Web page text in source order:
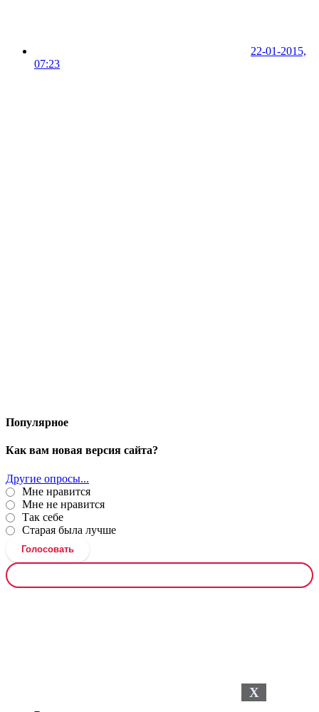
X
22-01-2015,
07:23
Популярное
Как вам новая версия сайта?
Другие опросы...
Мне нравится
Мне не нравится
Так себе
Старая была лучше
Голосовать